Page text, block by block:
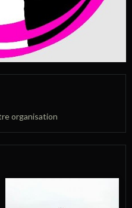
organisation